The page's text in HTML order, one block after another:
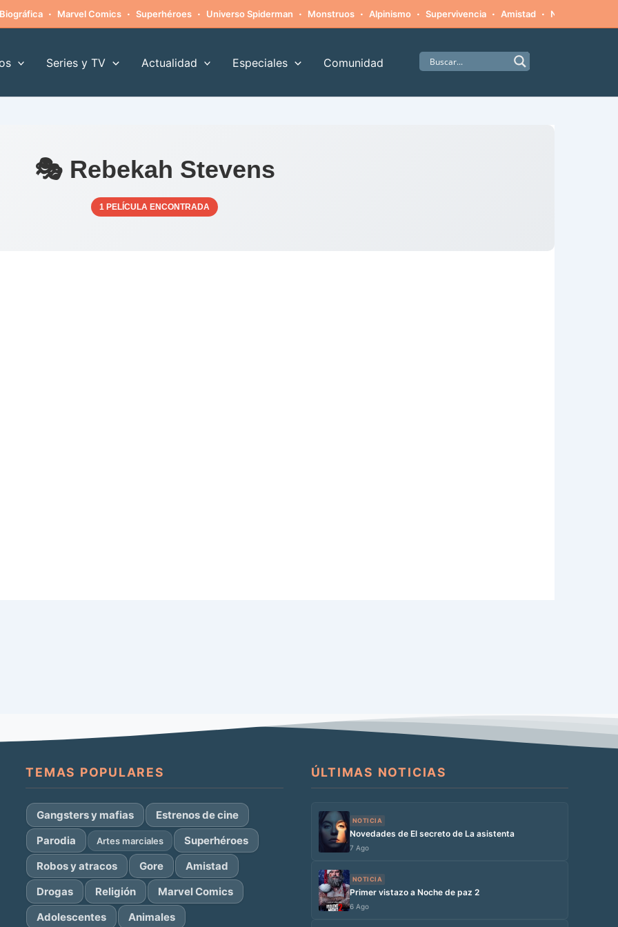
· Marvel Comics · Superhéroes · Universo Spiderman · Monstruos · Alpinismo · Supervivencia · Amistad · Naturaleza
Series y TV Actualidad Especiales Comunidad
🎭 Rebekah Stevens
1 PELÍCULA ENCONTRADA
TEMAS POPULARES
Gangsters y mafias
Estrenos de cine
Parodia
Artes marciales
Superhéroes
Robos y atracos
Gore
Amistad
Drogas
Religión
Marvel Comics
Adolescentes
Animales
ÚLTIMAS NOTICIAS
NOTICIA
Novedades de El secreto de La asistenta
7 Ago
NOTICIA
Primer vistazo a Noche de paz 2
6 Ago